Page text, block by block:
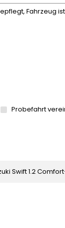
Fahrzeug
Probefahrt